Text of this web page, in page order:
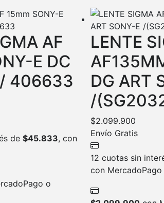
AF
E DC
406633
de $45.833, con
o
LENTE
DG ART
/
$2.099.900
Envío Gratis
12 cuotas sin
con MercadoPago